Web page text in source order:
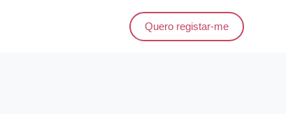
Quero registar-me